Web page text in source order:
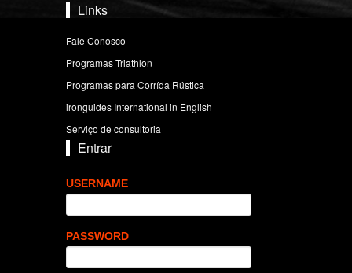
Links
Fale Conosco
Programas Triathlon
Programas para Corrída Rústica
ironguides International in English
Serviço de consultoria
Entrar
USERNAME
PASSWORD